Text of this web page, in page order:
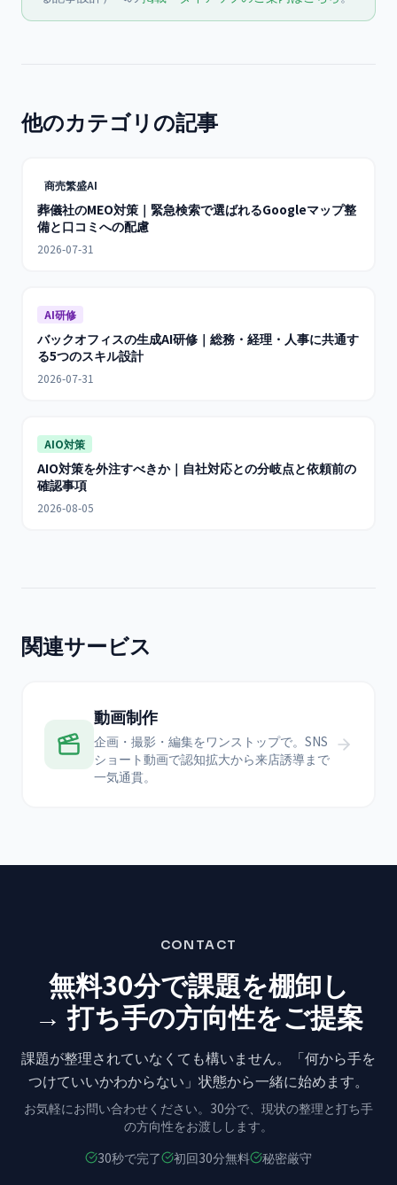
他のカテゴリの記事
商売繁盛AI
葬儀社のMEO対策｜緊急検索で選ばれるGoogleマップ整
備と口コミへの配慮
2026-07-31
AI研修
バックオフィスの生成AI研修｜総務・経理・人事に共通す
る5つのスキル設計
2026-07-31
AIO対策
AIO対策を外注すべきか｜自社対応との分岐点と依頼前の
確認事項
2026-08-05
関連サービス
動画制作
企画・撮影・編集をワンストップで。SNS
ショート動画で認知拡大から来店誘導まで
一気通貫。
CONTACT
無料30分で課題を棚卸し
→ 打ち手の方向性をご提案
課題が整理されていなくても構いません。
「何から手を
つけていいかわからない」状態から一緒に始めます。
お気軽にお問い合わせください。 30分で、現状の整理と打ち手
の方向性をお渡しします。
30秒で完了
初回30分無料 秘密厳守